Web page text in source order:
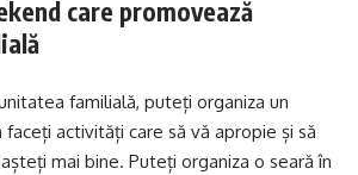
care promovează
familială, puteți organiza un
activități care să vă apropie și să
mai bine. Puteți organiza o seară în